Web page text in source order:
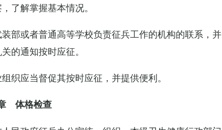
了解掌握基本情况。
部或者普通高等学校负责征兵工作的机构的联系，并
的通知按时应征。
织应当督促其按时应征，并提供便利。
体格检查